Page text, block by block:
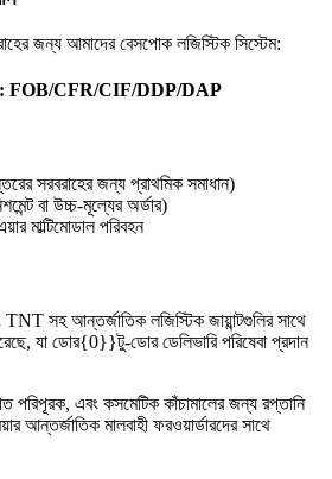
জন্য আমাদের বেসপোক লজিস্টিক সিস্টেম:
FOB/CFR/CIF/DDP/DAP
সরবরাহের জন্য প্রাথমিক সমাধান)
বা উচ্চ-মূল্যের অর্ডার)
মাল্টিমোডাল পরিবহন
সহ আন্তর্জাতিক লজিস্টিক জায়ান্টগুলির সাথে
যা ডোর{0}}টু-ডোর ডেলিভারি পরিষেবা প্রদান
পরিপূরক, এবং কসমেটিক কাঁচামালের জন্য রপ্তানি
আন্তর্জাতিক মালবাহী ফরওয়ার্ডারদের সাথে